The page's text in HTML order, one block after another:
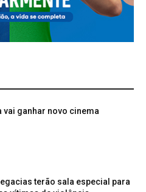
vai ganhar novo cinema
terão sala especial para